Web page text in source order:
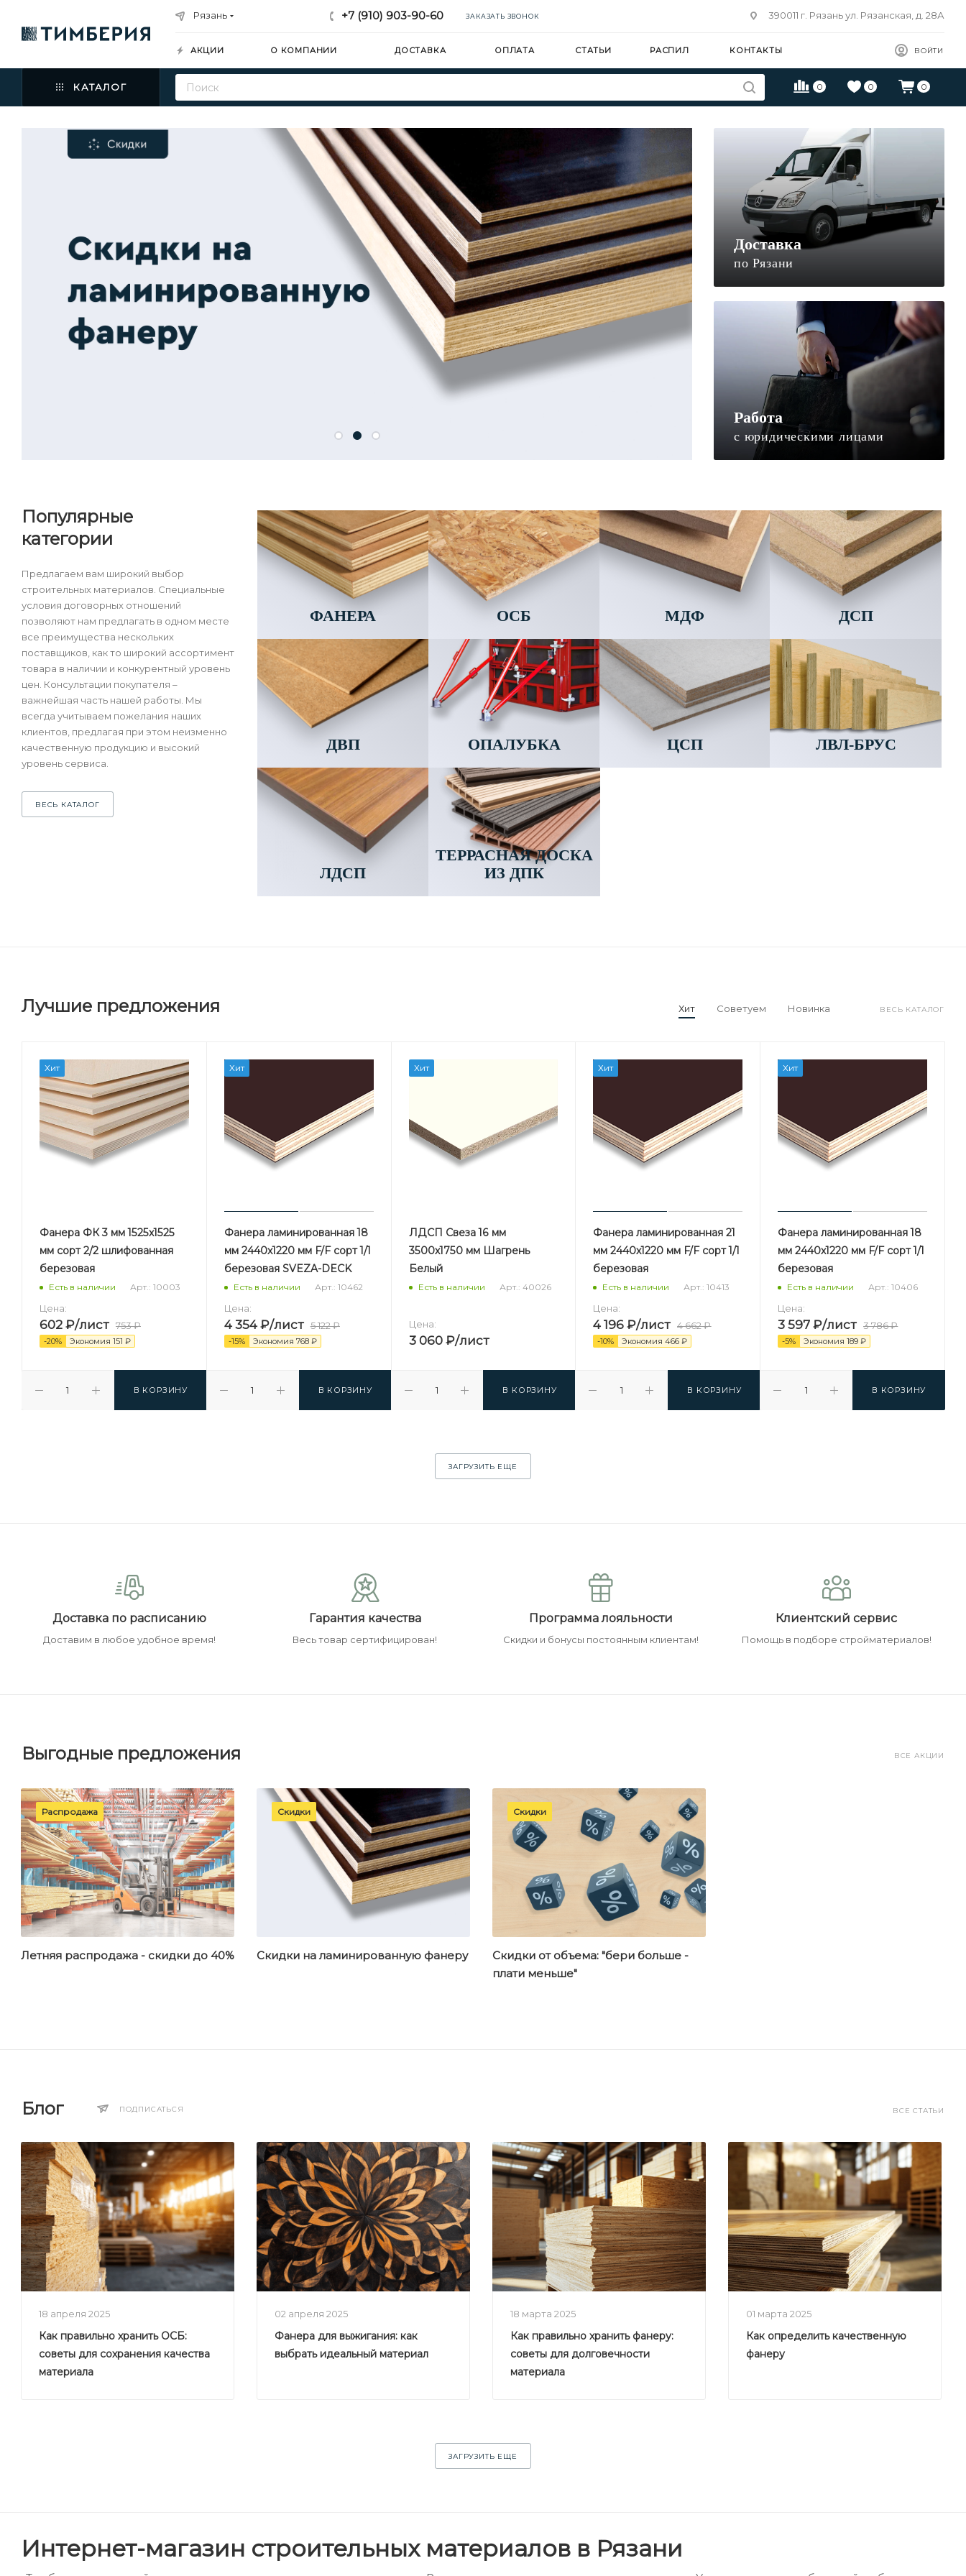
Рязань +7 (910) 903-90-60 ЗАКАЗАТЬ ЗВОНОК 390011 г. Рязань ул. Рязанская, д. 28А
ВОЙТИ
АКЦИИ О КОМПАНИИ ДОСТАВКА ОПЛАТА СТАТЬИ РАСПИЛ КОНТАКТЫ
0 0 0
КАТАЛОГ
Доставка
по Рязани
Работа
с юридическими лицами
Популярные
категории
Предлагаем вам широкий выбор
строительных материалов. Специальные
условия договорных отношений
позволяют нам предлагать в одном месте
все преимущества нескольких
поставщиков, как то широкий ассортимент
товара в наличии и конкурентный уровень
цен. Консультации покупателя –
важнейшая часть нашей работы. Мы
всегда учитываем пожелания наших
клиентов, предлагая при этом неизменно
качественную продукцию и высокий
уровень сервиса.
ВЕСЬ КАТАЛОГ
ФАНЕРА ОСБ МДФ ДСП
ДВП ОПАЛУБКА ЦСП ЛВЛ-БРУС
ЛДСП
ТЕРРАСНАЯ ДОСКА
ИЗ ДПК
Лучшие предложения Хит Советуем Новинка ВЕСЬ КАТАЛОГ
Хит
Фанера ФК 3 мм 1525х1525
мм сорт 2/2 шлифованная
березовая
Есть в наличии Арт.: 10003
Цена:
602 ₽/лист 753₽
-20% Экономия 151 ₽
В КОРЗИНУ
Хит
Фанера ламинированная 18
мм 2440х1220 мм F/F сорт 1/1
березовая SVEZA-DECK
Есть в наличии Арт.: 10462
Цена:
4 354₽/лист 5 122₽
-15% Экономия 768₽
В КОРЗИНУ
Хит
ЛДСП Свеза 16 мм
3500х1750 мм Шагрень
Белый
Есть в наличии Арт.: 40026
Цена:
3 060₽/лист
В КОРЗИНУ
Хит
Фанера ламинированная 21
мм 2440х1220 мм F/F сорт 1/1
березовая
Есть в наличии Арт.: 10413
Цена:
4 196 ₽/лист 4 662₽
-10% Экономия 466 ₽
В КОРЗИНУ
Хит
Фанера ламинированная 18
мм 2440х1220 мм F/F сорт 1/1
березовая
Есть в наличии Арт.: 10406
Цена:
3 597 ₽/лист 3 786₽
-5% Экономия 189 ₽
В КОРЗИНУ
ЗАГРУЗИТЬ ЕЩЕ
Доставка по расписанию
Доставим в любое удобное время!
Гарантия качества
Весь товар сертифицирован!
Программа лояльности
Скидки и бонусы постоянным клиентам!
Клиентский сервис
Помощь в подборе стройматериалов!
Выгодные предложения ВСЕ АКЦИИ
Летняя распродажа - скидки до 40%
Распродажа
Скидки на ламинированную фанеру
Скидки
Скидки от объема: "бери больше -
плати меньше"
Скидки
Блог ПОДПИСАТЬСЯ ВСЕ СТАТЬИ
18 апреля 2025
Как правильно хранить ОСБ:
советы для сохранения качества
материала
02 апреля 2025
Фанера для выжигания: как
выбрать идеальный материал
18 марта 2025
Как правильно хранить фанеру:
советы для долговечности
материала
01 марта 2025
Как определить качественную
фанеру
ЗАГРУЗИТЬ ЕЩЕ
Интернет-магазин строительных материалов в Рязани